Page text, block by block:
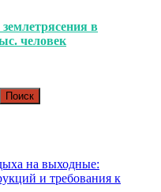
в
человек
Поиск
на выходные:
и требования к